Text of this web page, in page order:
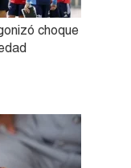
choque